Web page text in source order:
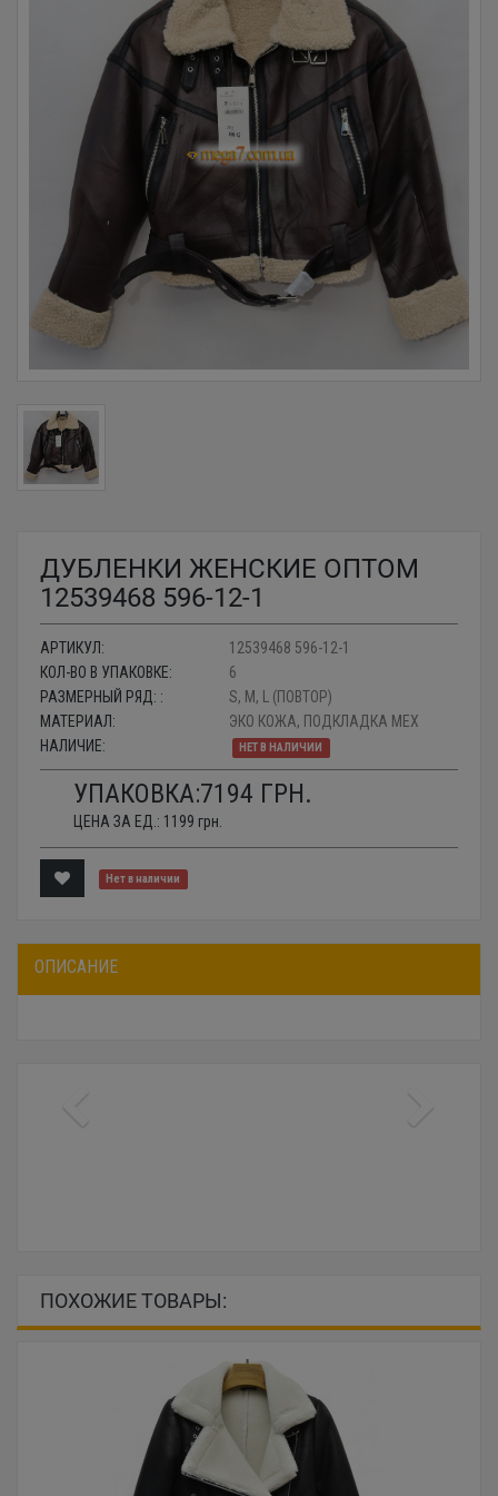
ДУБЛЕНКИ ЖЕНСКИЕ ОПТОМ
12539468 596-12-1
АРТИКУЛ:
12539468 596-12-1
КОЛ-ВО В УПАКОВКЕ:
6
РАЗМЕРНЫЙ РЯД: :
S, M, L (ПОВТОР)
МАТЕРИАЛ:
ЭКО КОЖА, ПОДКЛАДКА МЕХ
НАЛИЧИЕ:
НЕТ В НАЛИЧИИ
УПАКОВКА:7194 ГРН.
ЦЕНА ЗА ЕД.: 1199 грн.
Нет в наличии
ОПИСАНИЕ
ПОХОЖИЕ ТОВАРЫ: